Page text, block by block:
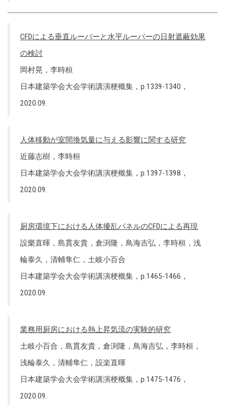
CFDによる垂直ルーバーと水平ルーバーの日射遮蔽効果
の検討
岡村晃，李時桓
日本建築学会大会学術講演梗概集，p.1339-1340，
2020.09.
人体移動が室間換気量に与える影響に関する研究
近藤志樹，李時桓
日本建築学会大会学術講演梗概集，p.1397-1398，
2020.09.
厨房環境下における人体擾乱パネルのCFDによる再現
設樂直暉，島貫友貴，倉渕隆，鳥海吉弘，李時桓，浅
輪泰久，清輔隼仁，土岐小百合
日本建築学会大会学術講演梗概集，p.1465-1466，
2020.09.
業務用厨房における熱上昇気流の実験的研究
土岐小百合，島貫友貴，倉渕隆，鳥海吉弘，李時桓，
浅輪泰久，清輔隼仁，設楽直暉
日本建築学会大会学術講演梗概集，p.1475-1476，
2020.09.